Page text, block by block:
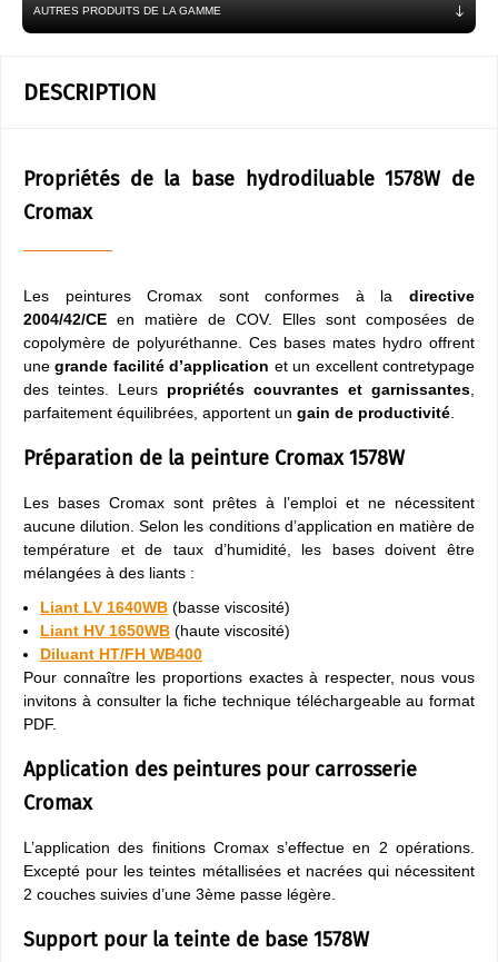
AUTRES PRODUITS DE LA GAMME
DESCRIPTION
Propriétés de la base hydrodiluable 1578W de
Cromax
Les peintures Cromax sont conformes à la directive
2004/42/CE en matière de COV. Elles sont composées de
copolymère de polyuréthanne. Ces bases mates hydro offrent
unegrande facilité d’application et un excellent contretypage
des teintes. Leurs propriétés couvrantes et garnissantes
parfaitement équilibrées, apportent un gain de productivité
Préparation de la peinture Cromax 1578W
Les bases Cromax sont prêtes à l’emploi et ne nécessitent
aucune dilution. Selon les conditions d’application en matière de
température et de taux d’humidité, les bases doivent être
mélangées à des liants :
Liant LV 1640WB (basse viscosité)
Liant HV 1650WB (haute viscosité)
Diluant HT/FH WB400
Pour connaître les proportions exactes à respecter, nous vous
invitons à consulter la fiche technique téléchargeable au format
PDF.
Application des peintures pour carrosserie
Cromax
L’application des finitions Cromax s’effectue en 2 opérations.
Excepté pour les teintes métallisées et nacrées qui nécessitent
2 couches suivies d’une 3ème passe légère.
Support pour la teinte de base 1578W